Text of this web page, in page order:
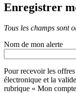
Enregistrer
Tous les champs sont
Nom de mon alerte
Pour recevoir les
électronique et la
rubrique « Mon